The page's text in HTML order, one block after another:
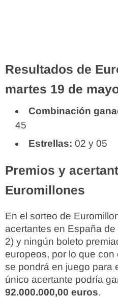
Resultados de
martes 19 de
Combinación
45
Estrellas: 02 y 05
Premios y
Euromillones
En el sorteo de
acertantes en España
2) y ningún boleto
europeos, por lo que
se pondrá en juego para
único acertante podría
92.000.000,00 euros.